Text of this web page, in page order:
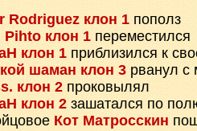
Rodriguez клон 1 пополз
Pihto клон 1 переместился
клон 1 приблизился к
шаман клон 3 рванул с
клон 2 проковылял
клон 2 зашатался по
Кот Матросскин